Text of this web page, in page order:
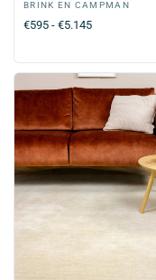
Verkoper:
BRINK EN CAMPMAN
Normale
€595 - €5.145